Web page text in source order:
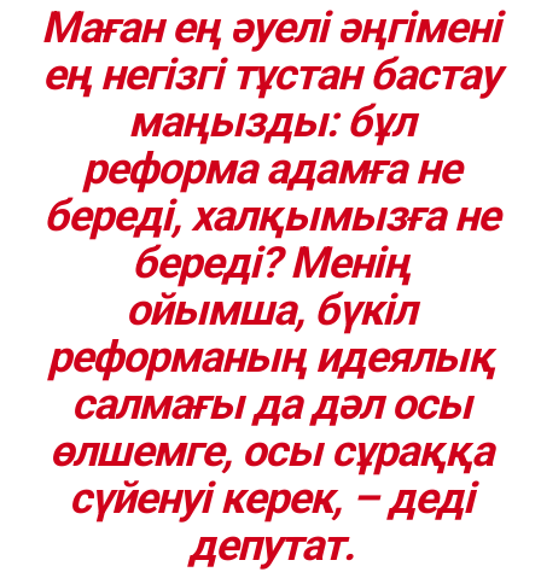
Маған ең әуелі әңгімені
ең негізгі тұстан бастау
маңызды: бұл
реформа адамға не
береді, халқымызға не
береді? Менің
ойымша, бүкіл
реформаның идеялық
салмағы да дәл осы
өлшемге, осы сұраққа
сүйенуі керек, – деді
депутат.